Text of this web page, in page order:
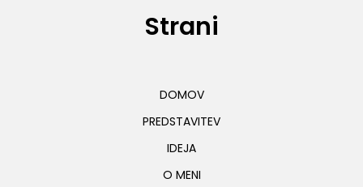
Strani
DOMOV
PREDSTAVITEV
IDEJA
O MENI